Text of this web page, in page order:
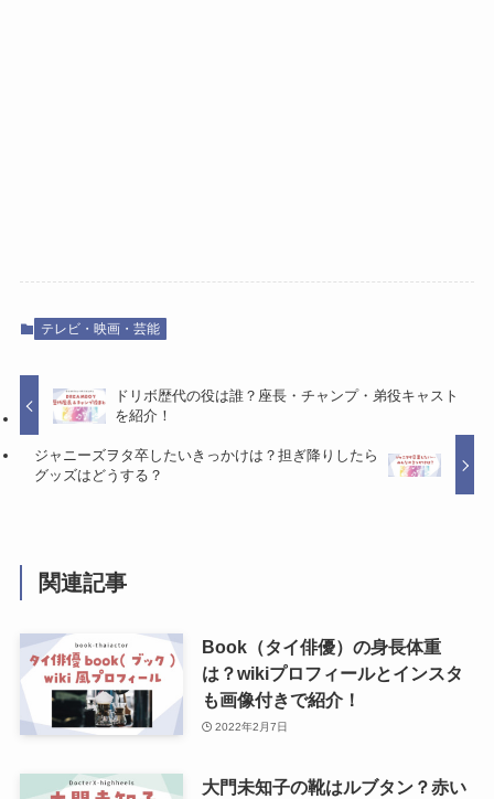
テレビ・映画・芸能
ドリボ歴代の役は誰？座長・チャンプ・弟役キャスト
を紹介！
ジャニーズヲタ卒したいきっかけは？担ぎ降りしたら
グッズはどうする？
関連記事
Book（タイ俳優）の身長体重
は？wikiプロフィールとインスタ
も画像付きで紹介！
2022年2月7日
大門未知子の靴はルブタン？赤い